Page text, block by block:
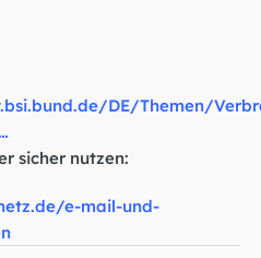
DE/Themen/
sicher nutzen:
e-mail-und-